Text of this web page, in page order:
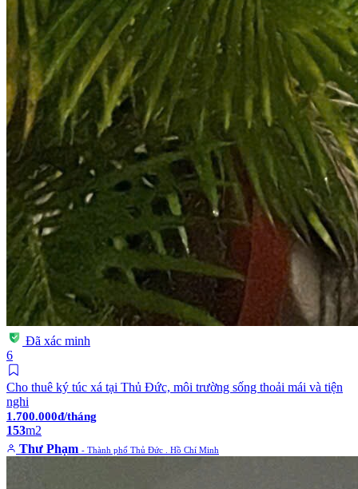
Đã xác minh
6
Cho thuê ký túc xá tại Thủ Đức, môi trường sống thoải mái và tiện
nghi
1.700.000đ/tháng
153m2
Thư Phạm - Thành phố Thủ Đức . Hồ Chí Minh